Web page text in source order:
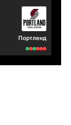
Портленд